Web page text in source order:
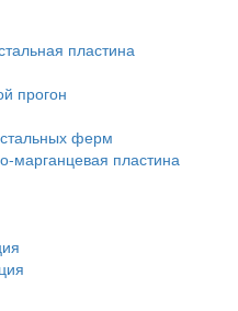
пластина
прогон
ферм
марганцевая пластина